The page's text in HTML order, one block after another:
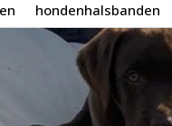
hondenhalsbanden